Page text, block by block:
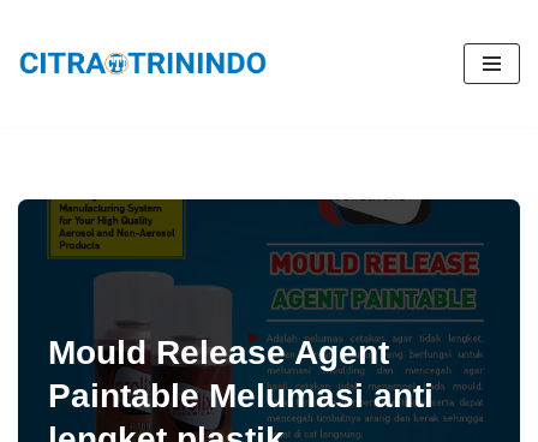
Lompat
Mould Release Agent
Paintable Melumasi anti